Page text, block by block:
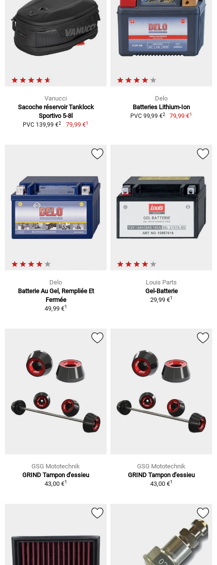
Vanucci
Sacoche réservoir Tanklock
Sportivo 5-8l
PVC 139,99 €2 79,99 €1
Delo
Batteries Lithium-Ion
PVC 99,99 €2 79,99 €1
Delo
Batterie Au Gel, Rempliée Et
Fermée
49,99 €1
Louis Parts
Gel-Batterie
29,99 €1
GSG Mototechnik
GRIND Tampon d'essieu
43,00 €1
GSG Mototechnik
GRIND Tampon d'essieu
43,00 €1